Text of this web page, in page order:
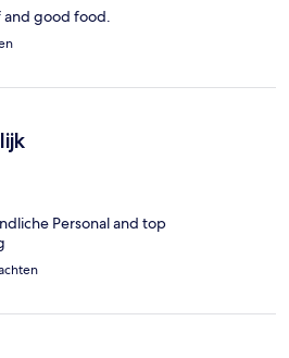
and good food.
Personal and top